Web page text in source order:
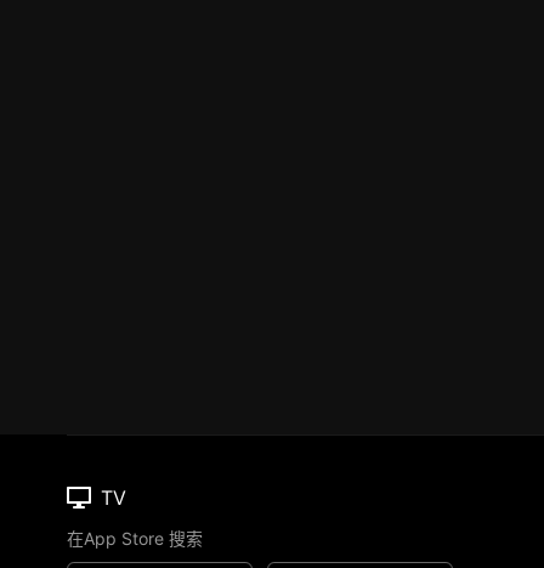
TV
在App Store 搜索